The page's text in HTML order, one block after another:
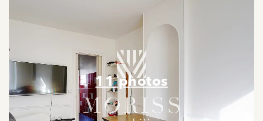
11 photos